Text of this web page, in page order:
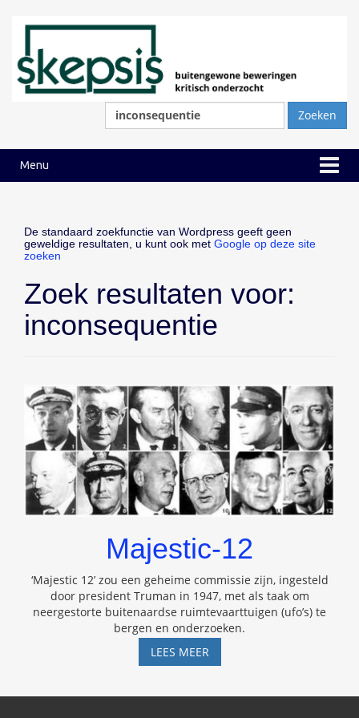
Zoeken
naar:
Menu
De standaard zoekfunctie van Wordpress geeft geen
geweldige resultaten, u kunt ook met Google op deze site
zoeken
Zoek resultaten voor:
inconsequentie
Majestic-12
‘Majestic 12’ zou een geheime commissie zijn, ingesteld
door president Truman in 1947, met als taak om
neergestorte buitenaardse ruimtevaarttuigen (ufo’s) te
bergen en onderzoeken.
LEES MEERMAJESTIC-
12